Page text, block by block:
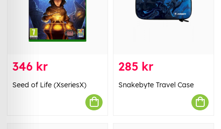
346 kr
Seed of Life (XseriesX)
285 kr
Snakebyte Travel Case